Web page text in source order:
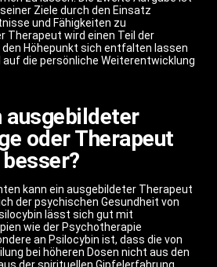
Ziele durch den Einsatz
und Fähigkeiten zu
Therapeut wird einen Teil der
den Höhepunkt sich entfalten lassen
die persönliche Weiterentwicklung
ausgebildeter
oder Therapeut
besser?
kann ein ausgebildeter Therapeut
der psychischen Gesundheit von
lässt sich gut mit
wie der Psychotherapie
an Psilocybin ist, dass die von
bei höheren Dosen nicht aus den